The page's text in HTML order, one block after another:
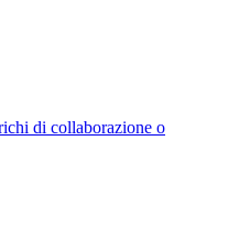
di collaborazione o